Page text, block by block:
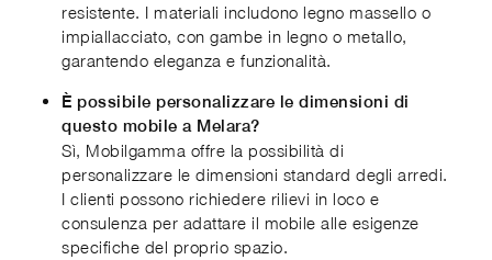
resistente. I materiali includono legno massello o
impiallacciato, con gambe in legno o metallo,
garantendo eleganza e funzionalità.
È possibile personalizzare le dimensioni di
questo mobile a Melara?
Sì, Mobilgamma offre la possibilità di
personalizzare le dimensioni standard degli arredi.
I clienti possono richiedere rilievi in loco e
consulenza per adattare il mobile alle esigenze
specifiche del proprio spazio.